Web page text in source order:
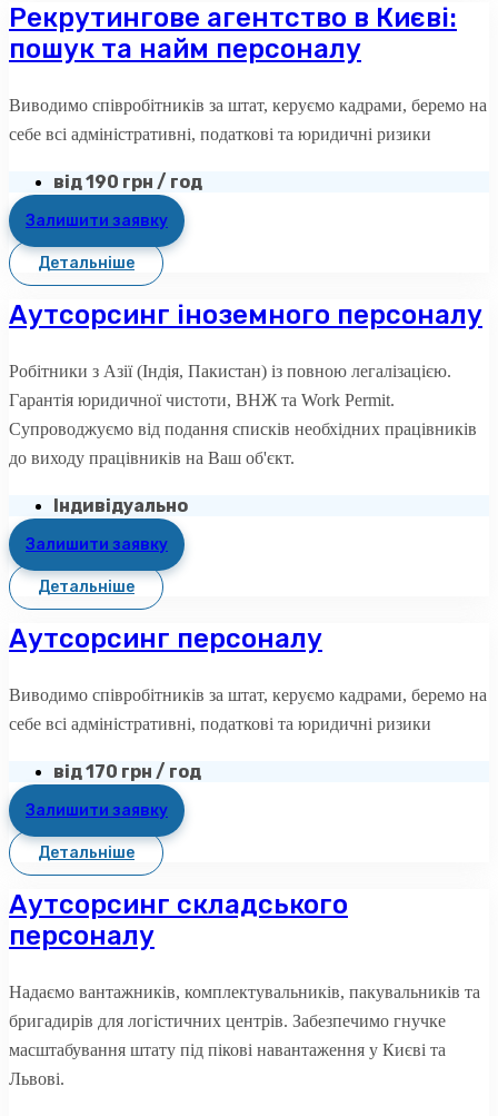
Рекрутингове агентство в Києві:
пошук та найм персоналу
Виводимо співробітників за штат, керуємо кадрами, беремо на
себе всі адміністративні, податкові та юридичні ризики
від 190 грн / год
Залишити заявку
Детальніше
Аутсорсинг іноземного персоналу
Робітники з Азії (Індія, Пакистан) із повною легалізацією.
Гарантія юридичної чистоти, ВНЖ та Work Permit.
Супроводжуємо від подання списків необхідних працівників
до виходу працівників на Ваш об'єкт.
Індивідуально
Залишити заявку
Детальніше
Аутсорсинг персоналу
Виводимо співробітників за штат, керуємо кадрами, беремо на
себе всі адміністративні, податкові та юридичні ризики
від 170 грн / год
Залишити заявку
Детальніше
Аутсорсинг складського
персоналу
Надаємо вантажників, комплектувальників, пакувальників та
бригадирів для логістичних центрів. Забезпечимо гнучке
масштабування штату під пікові навантаження у Києві та
Львові.